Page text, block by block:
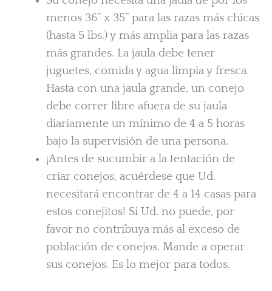
menos 36” x 35” para las razas más chicas
(hasta 5 lbs.) y más amplia para las razas
más grandes. La jaula debe tener
juguetes, comida y agua limpia y fresca.
Hasta con una jaula grande, un conejo
debe correr libre afuera de su jaula
diariamente un mínimo de 4 a 5 horas
bajo la supervisión de una persona.
¡Antes de sucumbir a la tentación de
criar conejos, acuérdese que Ud.
necesitará encontrar de 4 a 14 casas para
estos conejitos! Si Ud. no puede, por
favor no contribuya más al exceso de
población de conejos. Mande a operar
sus conejos. Es lo mejor para todos.